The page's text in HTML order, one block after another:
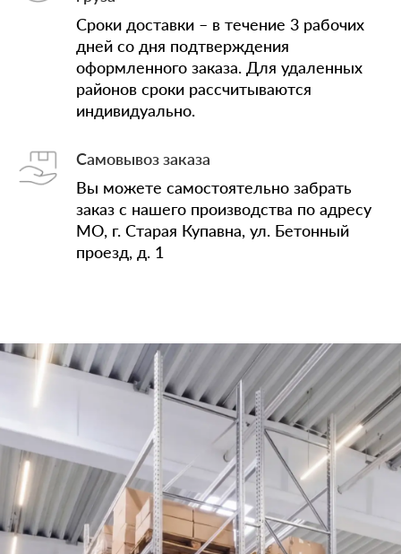
Сроки доставки – в течение 3 рабочих
дней со дня подтверждения
оформленного заказа. Для удаленных
районов сроки рассчитываются
индивидуально.
Самовывоз заказа
Вы можете самостоятельно забрать
заказ с нашего производства по адресу
МО, г. Старая Купавна, ул. Бетонный
проезд, д. 1